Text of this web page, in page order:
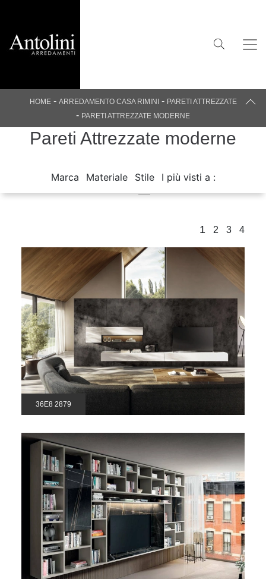
HOME- ARREDAMENTO CASA RIMINI - PARETI ATTREZZATE
- PARETI ATTREZZATE MODERNE
Pareti Attrezzate moderne
Marca Materiale Stile I più visti a :
1 2 3 4
36E8 2879